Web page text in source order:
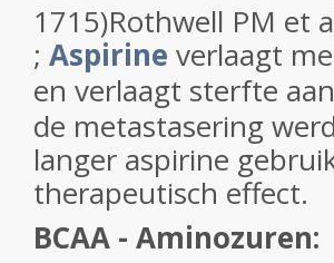
1715)Rothwell PM et
; Aspirine verlaagt
en verlaagt sterfte aan
de metastasering
langer aspirine
therapeutisch effect.
BCAA - Aminozuren: